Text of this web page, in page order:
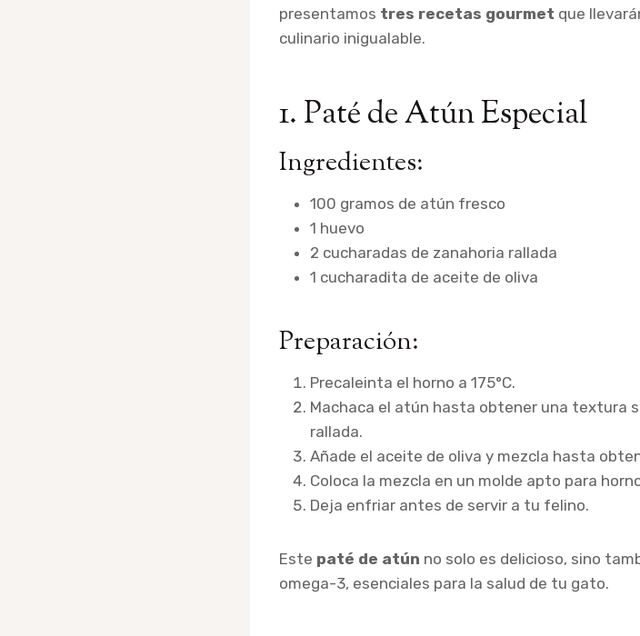
presentamos tres recetas gourmet que
culinario inigualable.
1. Paté de Atún Especial
Ingredientes:
100 gramos de atún fresco
1 huevo
2 cucharadas de zanahoria rallada
1 cucharadita de aceite de oliva
Preparación:
Precaleinta el horno a 175°C.
Machaca el atún hasta obtener una textura
rallada.
Añade el aceite de oliva y mezcla hasta
Coloca la mezcla en un molde apto para
Deja enfriar antes de servir a tu felino.
Este paté de atún no solo es delicioso, sino
omega-3, esenciales para la salud de tu gato.